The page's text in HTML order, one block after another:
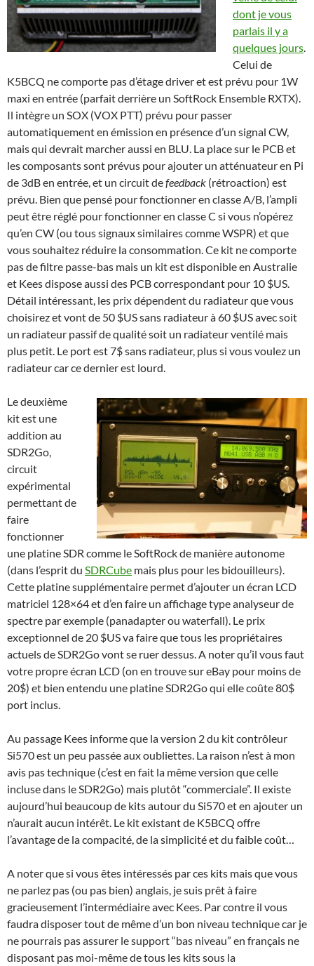
dont je vous
parlais il y a
quelques jours
Celui de
K5BCQ ne comporte pas d’étage driver et est prévu pour 1W
maxi en entrée (parfait derrière un SoftRock Ensemble RXTX).
Il intègre un SOX (VOX PTT) prévu pour passer
automatiquement en émission en présence d’un signal CW,
mais qui devrait marcher aussi en BLU. La place sur le PCB et
les composants sont prévus pour ajouter un atténuateur en Pi
de 3dB en entrée, et un circuit defeedback (rétroaction) est
prévu. Bien que pensé pour fonctionner en classe A/B, l’ampli
peut être réglé pour fonctionner en classe C si vous n’opérez
qu’en CW (ou tous signaux similaires comme WSPR) et que
vous souhaitez réduire la consommation. Ce kit ne comporte
pas de filtre passe-bas mais un kit est disponible en Australie
et Kees dispose aussi des PCB correspondant pour 10 $US.
Détail intéressant, les prix dépendent du radiateur que vous
choisirez et vont de 50 $US sans radiateur à 60 $US avec soit
un radiateur passif de qualité soit un radiateur ventilé mais
plus petit. Le port est 7$ sans radiateur, plus si vous voulez un
radiateur car ce dernier est lourd.
Le deuxième
kit est une
addition au
SDR2Go,
circuit
expérimental
permettant de
faire
fonctionner
une platine SDR comme le SoftRock de manière autonome
(dans l’esprit du SDRCube mais plus pour les bidouilleurs).
Cette platine supplémentaire permet d’ajouter un écran LCD
matriciel 128×64 et d’en faire un affichage type analyseur de
spectre par exemple (panadapter ou waterfall). Le prix
exceptionnel de 20 $US va faire que tous les propriétaires
actuels de SDR2Go vont se ruer dessus. A noter qu’il vous faut
votre propre écran LCD (on en trouve sur eBay pour moins de
20$) et bien entendu une platine SDR2Go qui elle coûte 80$
port inclus.
Au passage Kees informe que la version 2 du kit contrôleur
Si570 est un peu passée aux oubliettes. La raison n’est à mon
avis pas technique (c’est en fait la même version que celle
incluse dans le SDR2Go) mais plutôt “commerciale”. Il existe
aujourd’hui beaucoup de kits autour du Si570 et en ajouter un
n’aurait aucun intérêt. Le kit existant de K5BCQ offre
l’avantage de la compacité, de la simplicité et du faible coût…
A noter que si vous êtes intéressés par ces kits mais que vous
ne parlez pas (ou pas bien) anglais, je suis prêt à faire
gracieusement l’intermédiaire avec Kees. Par contre il vous
faudra disposer tout de même d’un bon niveau technique car je
ne pourrais pas assurer le support “bas niveau” en français ne
disposant pas moi-même de tous les kits sous la